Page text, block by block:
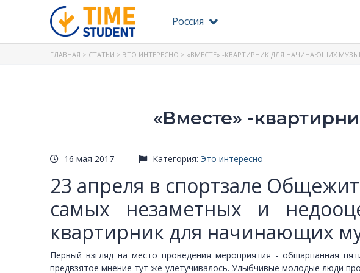
Россия
ГЛАВНАЯ > СТАТЬИ > ЭТО ИНТЕРЕСНО > «ВМЕСТЕ» -КВАРТИРНИК ДЛЯ НАЧИНАЮЩИХ
«Вместе» -
16 мая 2017 Категория: Это интересно
23 апреля в спортзале
самых незаметных и
квартирник для начинающих
Первый взгляд на место проведения мероприятия - обшарпанная
предвзятое мнение тут же улетучивалось. Улыбчивые молодые люди